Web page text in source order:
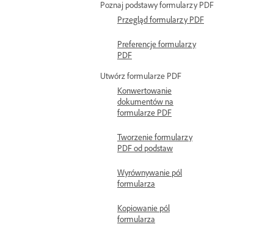
Poznaj podstawy formularzy PDF
Przegląd formularzy PDF
Preferencje formularzy
PDF
Utwórz formularze PDF
Konwertowanie
dokumentów na
formularze PDF
Tworzenie formularzy
PDF od podstaw
Wyrównywanie pól
formularza
Kopiowanie pól
formularza